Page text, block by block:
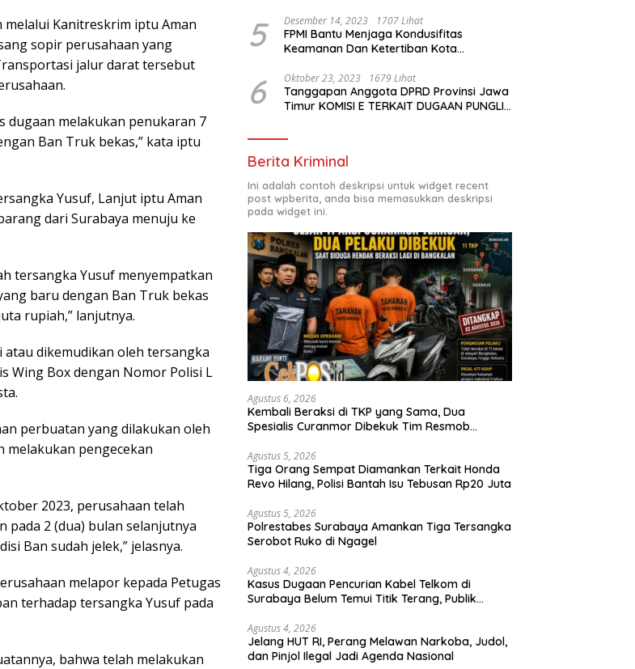
Kanitreskrim iptu Aman
sopir perusahaan yang
jalur darat tersebut
dugaan melakukan penukaran 7
Ban Truk bekas,” kata iptu
Yusuf, Lanjut iptu Aman
dari Surabaya menuju ke
tersangka Yusuf menyempatkan
baru dengan Ban Truk bekas
rupiah,” lanjutnya.
dikemudikan oleh tersangka
Wing Box dengan Nomor Polisi L
perbuatan yang dilakukan oleh
melakukan pengecekan
2023, perusahaan telah
pada 2 (dua) bulan selanjutnya
Ban sudah jelek,” jelasnya.
melapor kepada Petugas
terhadap tersangka Yusuf pada
bahwa telah melakukan
5 Desember 14, 2023 1707 Lihat
FPMI Bantu Menjaga Kondusifitas
Keamanan Dan Ketertiban Kota
6 Oktober 23, 2023 1679 Lihat
Tanggapan Anggota DPRD Provinsi Jawa
Timur KOMISI E TERKAIT DUGAAN PUNGLI
Berita Kriminal
Ini adalah contoh deskripsi untuk widget recent
post wpberita, anda bisa memasukkan deskripsi
pada widget ini.
Agustus 6, 2026
Kembali Beraksi di TKP yang Sama, Dua
Spesialis Curanmor Dibekuk Tim Resmob
Agustus 5, 2026
Tiga Orang Sempat Diamankan Terkait Honda
Revo Hilang, Polisi Bantah Isu Tebusan Rp20 Juta
Agustus 5, 2026
Polrestabes Surabaya Amankan Tiga Tersangka
Serobot Ruko di Ngagel
Agustus 4, 2026
Kasus Dugaan Pencurian Kabel Telkom di
Surabaya Belum Temui Titik Terang, Publik
Agustus 4, 2026
Jelang HUT RI, Perang Melawan Narkoba, Judol,
dan Pinjol Ilegal Jadi Agenda Nasional